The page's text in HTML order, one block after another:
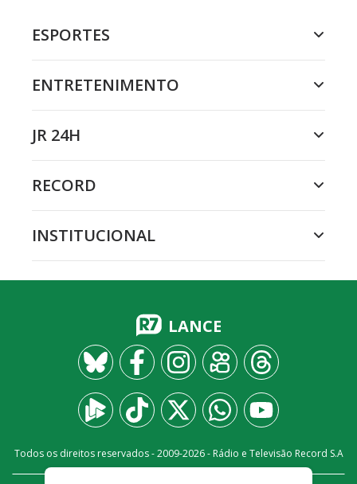
ESPORTES
ENTRETENIMENTO
JR 24H
RECORD
INSTITUCIONAL
LANCE
Todos os direitos reservados - 2009-2026- Rádio e Televisão Record S.A